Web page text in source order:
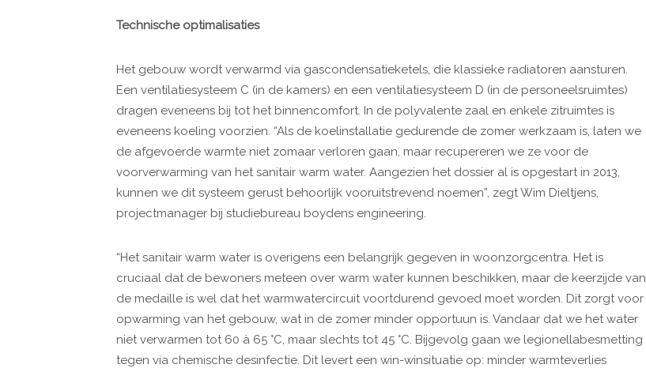
Technische optimalisaties
Het gebouw wordt verwarmd via gascondensatieketels, die klassieke radiatoren aansturen.
Een ventilatiesysteem C (in de kamers) en een ventilatiesysteem D (in de personeelsruimtes)
dragen eveneens bij tot het binnencomfort. In de polyvalente zaal en enkele zitruimtes is
eveneens koeling voorzien. “Als de koelinstallatie gedurende de zomer werkzaam is, laten we
de afgevoerde warmte niet zomaar verloren gaan, maar recupereren we ze voor de
voorverwarming van het sanitair warm water. Aangezien het dossier al is opgestart in 2013,
kunnen we dit systeem gerust behoorlijk vooruitstrevend noemen”, zegt Wim Dieltjens,
projectmanager bij studiebureau boydens engineering.
“Het sanitair warm water is overigens een belangrijk gegeven in woonzorgcentra. Het is
cruciaal dat de bewoners meteen over warm water kunnen beschikken, maar de keerzijde van
de medaille is wel dat het warmwatercircuit voortdurend gevoed moet worden. Dit zorgt voor
opwarming van het gebouw, wat in de zomer minder opportuun is. Vandaar dat we het water
niet verwarmen tot 60 à 65 °C, maar slechts tot 45 °C. Bijgevolg gaan we legionellabesmetting
tegen via chemische desinfectie. Dit levert een win-winsituatie op: minder warmteverlies